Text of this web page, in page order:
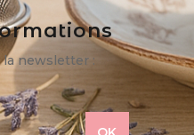
newsletter :